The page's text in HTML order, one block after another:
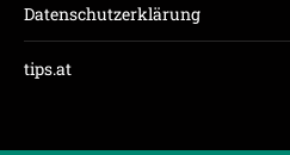
Datenschutzerklärung
tips.at